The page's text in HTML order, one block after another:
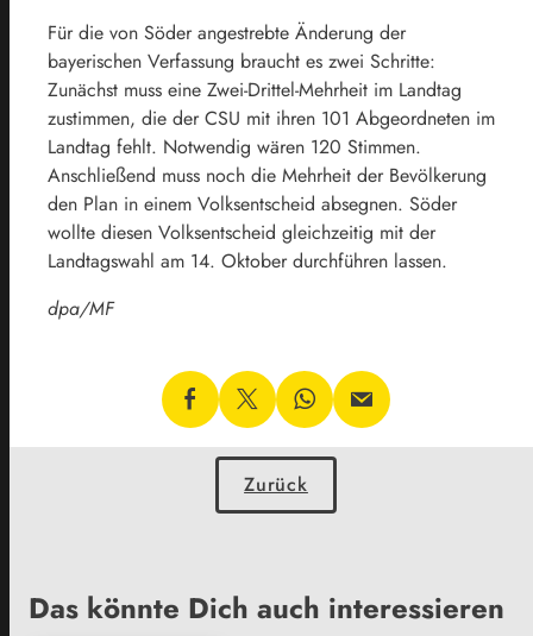
Für die von Söder angestrebte Änderung der
bayerischen Verfassung braucht es zwei Schritte:
Zunächst muss eine Zwei-Drittel-Mehrheit im Landtag
zustimmen, die der CSU mit ihren 101 Abgeordneten im
Landtag fehlt. Notwendig wären 120 Stimmen.
Anschließend muss noch die Mehrheit der Bevölkerung
den Plan in einem Volksentscheid absegnen. Söder
wollte diesen Volksentscheid gleichzeitig mit der
Landtagswahl am 14. Oktober durchführen lassen.
dpa/MF
Zurück
Das könnte Dich auch interessieren